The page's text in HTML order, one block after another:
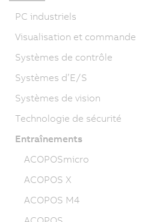
PC industriels
Visualisation et commande
Systèmes de contrôle
Systèmes d’E/S
Systèmes de vision
Technologie de sécurité
Entraînements
ACOPOSmicro
ACOPOS X
ACOPOS M4